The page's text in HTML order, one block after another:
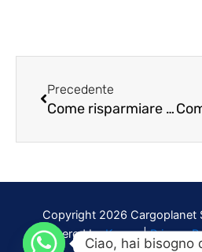
Precedente
Come risparmiare sul noleggio furgone nei weekend
Copyright 2026 Cargoplanet
Powered byKarma|Privacy
Ciao, hai bisogno